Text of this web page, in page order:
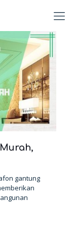
gantung